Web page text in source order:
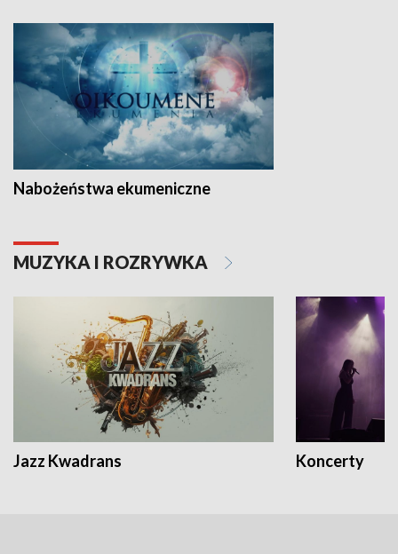
Nabożeństwa ekumeniczne
MUZYKA I ROZRYWKA
Jazz Kwadrans Koncerty